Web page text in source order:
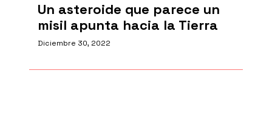
Un asteroide que parece un
misil apunta hacia la Tierra
Diciembre 30, 2022